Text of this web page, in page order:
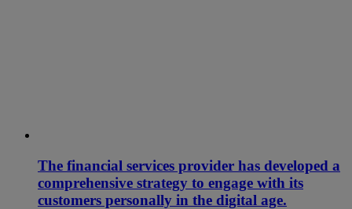
The financial services provider has developed a
comprehensive strategy to engage with its
customers personally in the digital age.